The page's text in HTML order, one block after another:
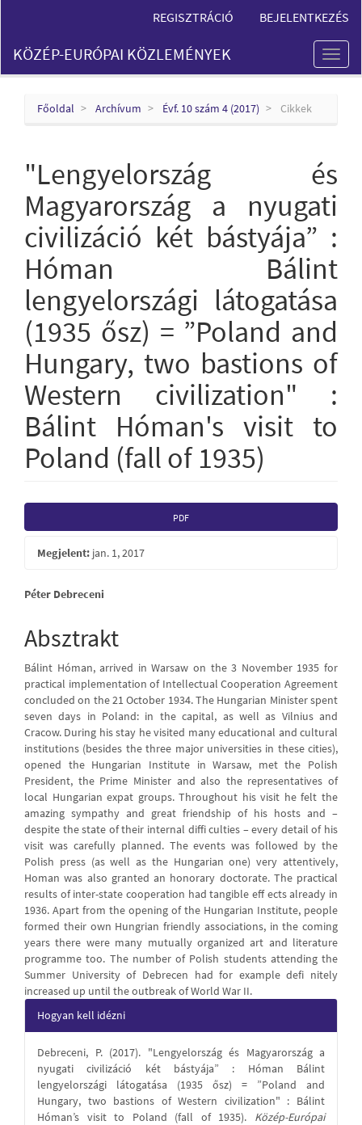
Content
Sidebar
REGISZTRÁCIÓ BEJELENTKEZÉS
Toggle
KÖZÉP-EURÓPAI KÖZLEMÉNYEK
Főoldal Archívum Évf. 10 szám 4 (2017) Cikkek
"Lengyelország és
Magyarország a nyugati
civilizáció két bástyája” :
Hóman Bálint
lengyelországi látogatása
(1935 ősz) = ”Poland and
Hungary, two bastions of
Western civilization" :
Bálint Hóman's visit to
Poland (fall of 1935)
Article
Sidebar
PDF
Megjelent: jan. 1, 2017
Main
Article
Content
Péter Debreceni
Absztrakt
Bálint Hóman, arrived in Warsaw on the 3 November 1935 for
practical implementation of Intellectual Cooperation Agreement
concluded on the 21 October 1934. The Hungarian Minister spent
seven days in Poland: in the capital, as well as Vilnius and
Cracow. During his stay he visited many educational and cultural
institutions (besides the three major universities in these cities),
opened the Hungarian Institute in Warsaw, met the Polish
President, the Prime Minister and also the representatives of
local Hungarian expat groups. Throughout his visit he felt the
amazing sympathy and great friendship of his hosts and –
despite the state of their internal diffi culties – every detail of his
visit was carefully planned. The events was followed by the
Polish press (as well as the Hungarian one) very attentively,
Homan was also granted an honorary doctorate. The practical
results of inter-state cooperation had tangible eff ects already in
1936. Apart from the opening of the Hungarian Institute, people
formed their own Hungrian friendly associations, in the coming
years there were many mutually organized art and literature
programme too. The number of Polish students attending the
Summer University of Debrecen had for example defi nitely
increased up until the outbreak of World War II.
Article
Details
Hogyan kell idézni
Debreceni, P. (2017). "Lengyelország és Magyarország a
nyugati civilizáció két bástyája” : Hóman Bálint
lengyelországi látogatása (1935 ősz) = ”Poland and
Hungary, two bastions of Western civilization" : Bálint
Hóman’s visit to Poland (fall of 1935). Közép-Európai